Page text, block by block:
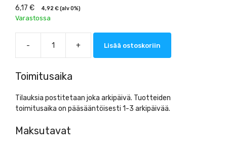
6,17 € 4,92 €(alv 0%)
Varastossa
-
Nitriilikäsine
Abena
sininen
määrä
+ Lisää ostoskoriin
Toimitusaika
Tilauksia postitetaan joka arkipäivä. Tuotteiden
toimitusaika on pääsääntöisesti 1-3 arkipäivää.
Maksutavat